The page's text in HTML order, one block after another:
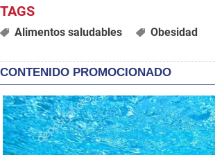
Alimentos saludables Obesidad
CONTENIDO PROMOCIONADO